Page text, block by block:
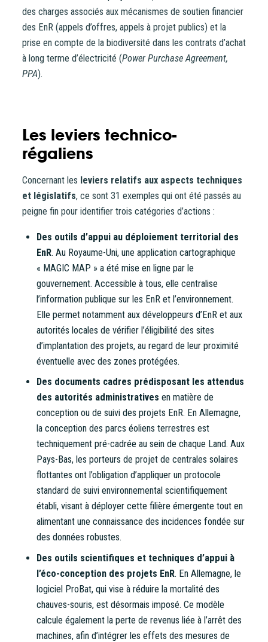
des charges associés aux mécanismes de soutien financier
des EnR (appels d’offres, appels à projet publics) et la
prise en compte de la biodiversité dans les contrats d’achat
à long terme d’électricité (Power Purchase Agreement,
PPA).
Les leviers technico-
régaliens
Concernant les leviers relatifs aux aspects techniques
et législatifs, ce sont 31 exemples qui ont été passés au
peigne fin pour identifier trois catégories d’actions :
Des outils d’appui au déploiement territorial des
EnR. Au Royaume-Uni, une application cartographique
« MAGIC MAP » a été mise en ligne par le
gouvernement. Accessible à tous, elle centralise
l’information publique sur les EnR et l’environnement.
Elle permet notamment aux développeurs d’EnR et aux
autorités locales de vérifier l’éligibilité des sites
d’implantation des projets, au regard de leur proximité
éventuelle avec des zones protégées.
Des documents cadres prédisposant les attendus
des autorités administratives en matière de
conception ou de suivi des projets EnR. En Allemagne,
la conception des parcs éoliens terrestres est
techniquement pré-cadrée au sein de chaque Land. Aux
Pays-Bas, les porteurs de projet de centrales solaires
flottantes ont l’obligation d’appliquer un protocole
standard de suivi environnemental scientifiquement
établi, visant à déployer cette filière émergente tout en
alimentant une connaissance des incidences fondée sur
des données robustes.
Des outils scientifiques et techniques d’appui à
l’éco-conception des projets EnR. En Allemagne, le
logiciel ProBat, qui vise à réduire la mortalité des
chauves-souris, est désormais imposé. Ce modèle
calcule également la perte de revenus liée à l’arrêt des
machines, afin d’intégrer les effets des mesures de